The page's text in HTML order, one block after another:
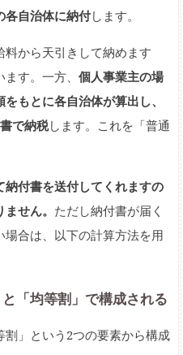
各自治体に納付します。
から天引きして納めます
す。一方、 個人事業主の場
もとに各自治体が算出し、
で納税します。これを「普通
付書を送付してくれますの
せん。 ただし納付書が届く
合は、以下の計算方法を用
「均等割」で構成される
」という2つの要素から構成